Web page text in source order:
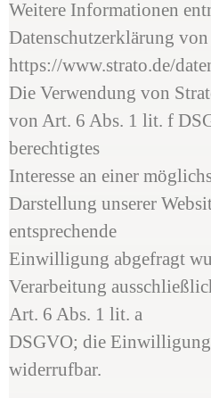
Weitere Informationen
Datenschutzerklärung
https://www.strato.de/
Die Verwendung von
von Art. 6 Abs. 1 lit. f
berechtigtes
Interesse an einer
Darstellung unserer
entsprechende
Einwilligung abgefragt
Verarbeitung
Art. 6 Abs. 1 lit. a
DSGVO; die
widerrufbar.